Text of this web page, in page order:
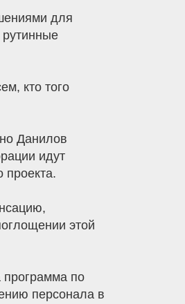
для
кто того
Данилов
идут
проекта.
этой
по
персонала в